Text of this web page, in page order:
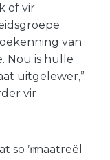
of vir
van
Nou is hulle
uitgelewer,”
vir
so ŉ maatreël